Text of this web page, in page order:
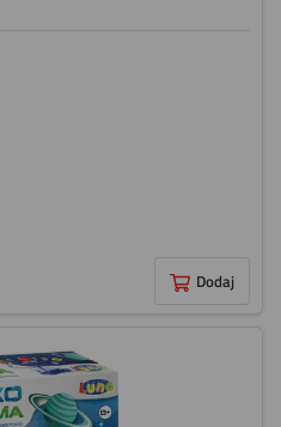
Dodaj